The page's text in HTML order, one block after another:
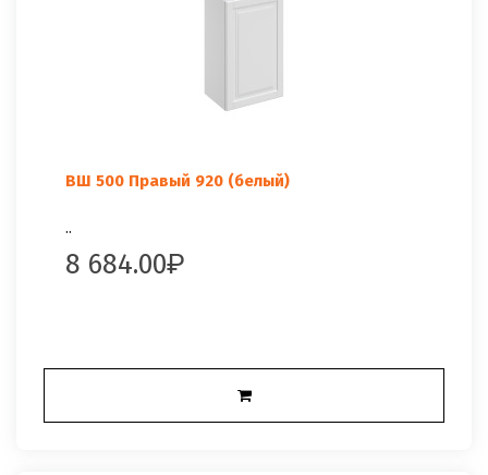
ВШ 500 Правый 920 (белый)
..
8 684.00